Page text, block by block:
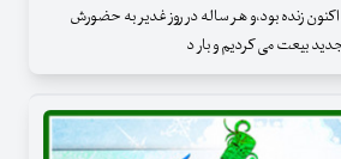
اکنون زنده بود،و هر ساله در روز غدیر به حضورش
بیعت می کردیم و بار د